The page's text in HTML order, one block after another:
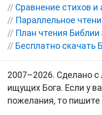
// Сравнение стихов и
// Параллельное
// План чтения
// Бесплатно скачать
2007–2026. Сделано
ищущих Бога. Если у
пожелания, то